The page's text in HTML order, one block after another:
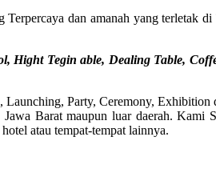
dan amanah yang terletak
Hight Tegin able, Dealing Table,
Party, Ceremony,
Barat maupun luar daerah. Kami
atau tempat-tempat lainnya.